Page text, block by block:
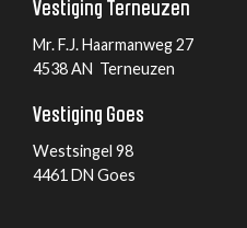
Vestiging Terneuzen
Mr. F.J. Haarmanweg 27
4538 AN Terneuzen
Vestiging Goes
Westsingel 98
4461 DN Goes